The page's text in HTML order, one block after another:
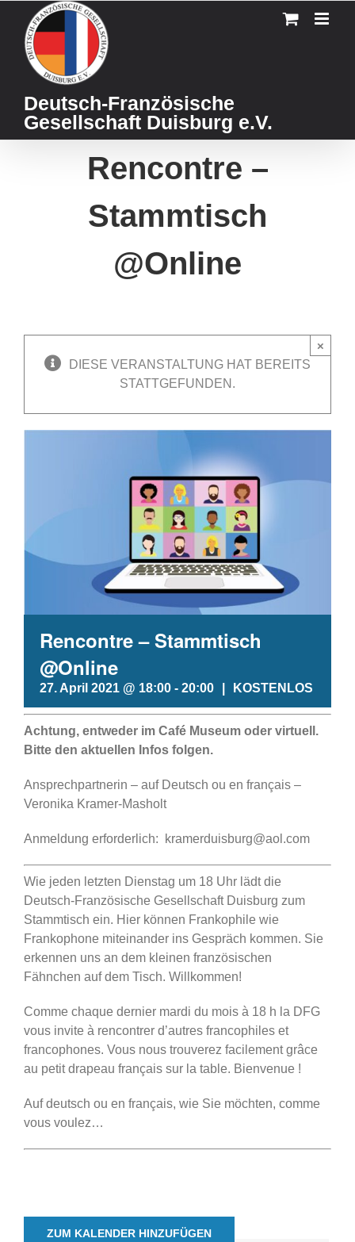
content
Deutsch-Französische
Gesellschaft Duisburg e.V.
Rencontre –
Stammtisch
@Online
DIESE VERANSTALTUNG HAT BEREITS
STATTGEFUNDEN.
×
Rencontre – Stammtisch
@Online
27. April 2021 @ 18:00 - 20:00 KOSTENLOS
Achtung, entweder im Café Museum oder virtuell.
Bitte den aktuellen Infos folgen.
Ansprechpartnerin – auf Deutsch ou en français –
Veronika Kramer-Masholt
Anmeldung erforderlich: kramerduisburg@aol.com
Wie jeden letzten Dienstag um 18 Uhr lädt die
Deutsch-Französische Gesellschaft Duisburg zum
Stammtisch ein. Hier können Frankophile wie
Frankophone miteinander ins Gespräch kommen. Sie
erkennen uns an dem kleinen französischen
Fähnchen auf dem Tisch. Willkommen!
Comme chaque dernier mardi du mois à 18 h la DFG
vous invite à rencontrer d’autres francophiles et
francophones. Vous nous trouverez facilement grâce
au petit drapeau français sur la table. Bienvenue !
Auf deutsch ou en français, wie Sie möchten, comme
vous voulez…
ZUM KALENDER HINZUFÜGEN